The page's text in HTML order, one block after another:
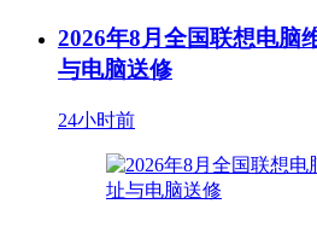
2026年8月全国联想电脑
与电脑送修
24小时前